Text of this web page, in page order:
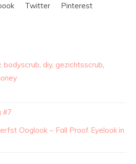
Twitter Pinterest
, bodyscrub, diy, gezichtsscrub,
#7
Ooglook ~ Fall Proof Eyelook in